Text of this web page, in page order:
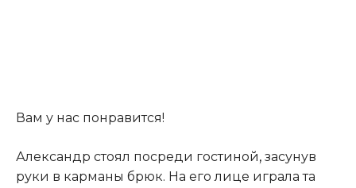
Вам у нас понравится!
Александр стоял посреди гостиной, засунув
руки в карманы брюк. На его лице играла та